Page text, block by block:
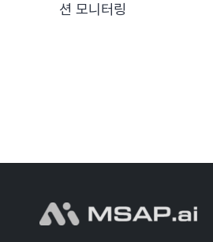
Search
션 모니터링